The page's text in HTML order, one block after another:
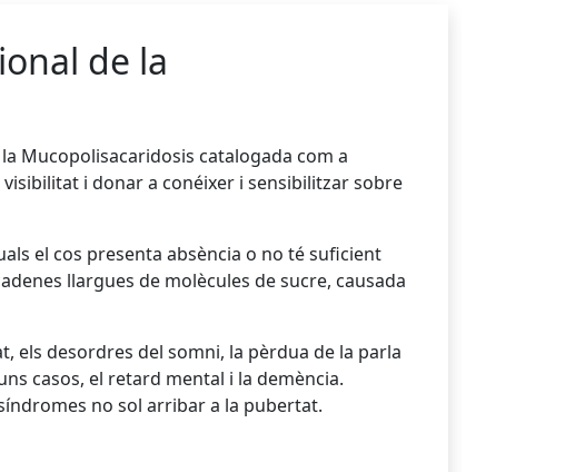
de la
Mucopolisacaridosis catalogada com a
i donar a conéixer i sensibilitzar sobre
el cos presenta absència o no té suficient
llargues de molècules de sucre, causada
els desordres del somni, la pèrdua de la parla
casos, el retard mental i la demència.
no sol arribar a la pubertat.